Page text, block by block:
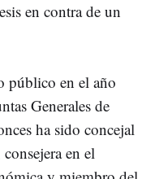
en contra de un
público en el año
Generales de
ha sido concejal
en el